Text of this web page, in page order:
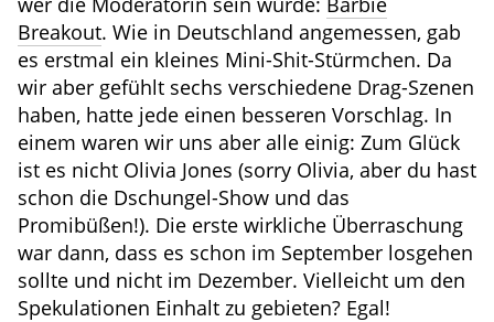
Breakout. Wie in Deutschland angemessen, gab
es erstmal ein kleines Mini-Shit-Stürmchen. Da
wir aber gefühlt sechs verschiedene Drag-Szenen
haben, hatte jede einen besseren Vorschlag. In
einem waren wir uns aber alle einig: Zum Glück
ist es nicht Olivia Jones (sorry Olivia, aber du hast
schon die Dschungel-Show und das
Promibüßen!). Die erste wirkliche Überraschung
war dann, dass es schon im September losgehen
sollte und nicht im Dezember. Vielleicht um den
Spekulationen Einhalt zu gebieten? Egal!